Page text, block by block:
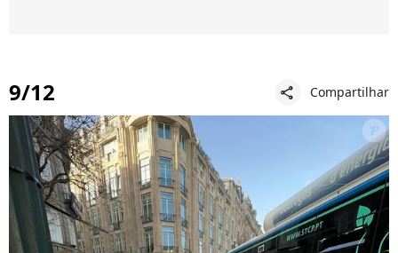
9/12 share Compartilhar